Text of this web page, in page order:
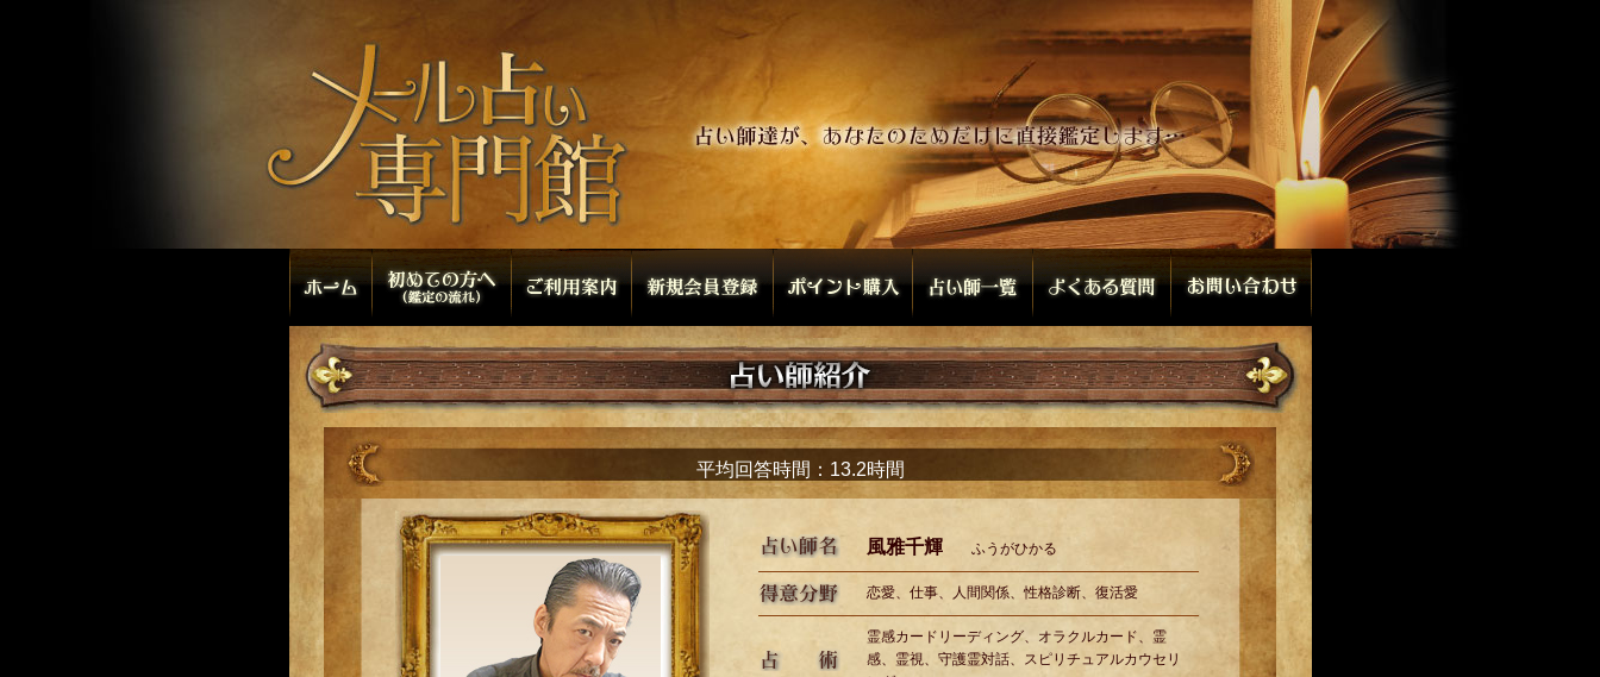
平均回答時間：13.2時間
風雅千輝 ふうがひかる
恋愛、仕事、人間関係、性格診断、復活愛
霊感カードリーディング、オラクルカード、霊
感、霊視、守護霊対話、スピリチュアルカウセリ